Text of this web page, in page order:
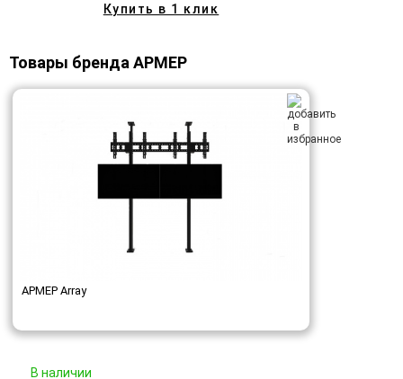
Купить в 1 клик
Товары бренда АРМЕР
АРМЕР Array
В наличии